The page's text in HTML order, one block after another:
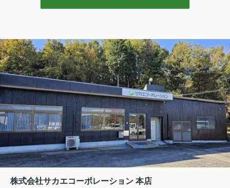
株式会社サカエコーポレーション 本店